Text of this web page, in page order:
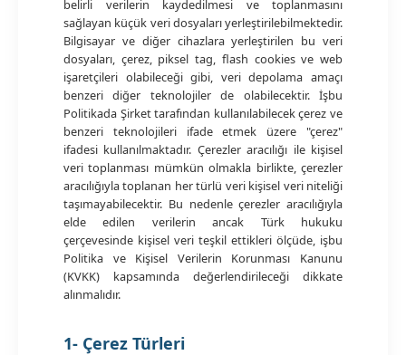
belirli verilerin kaydedilmesi ve toplanmasını
sağlayan küçük veri dosyaları yerleştirilebilmektedir.
Bilgisayar ve diğer cihazlara yerleştirilen bu veri
dosyaları, çerez, piksel tag, flash cookies ve web
işaretçileri olabileceği gibi, veri depolama amaçı
benzeri diğer teknolojiler de olabilecektir. İşbu
Politikada Şirket tarafından kullanılabilecek çerez ve
benzeri teknolojileri ifade etmek üzere "çerez"
ifadesi kullanılmaktadır. Çerezler aracılığı ile kişisel
veri toplanması mümkün olmakla birlikte, çerezler
aracılığıyla toplanan her türlü veri kişisel veri niteliği
taşımayabilecektir. Bu nedenle çerezler aracılığıyla
elde edilen verilerin ancak Türk hukuku
çerçevesinde kişisel veri teşkil ettikleri ölçüde, işbu
Politika ve Kişisel Verilerin Korunması Kanunu
(KVKK) kapsamında değerlendirileceği dikkate
alınmalıdır.
1- Çerez Türleri